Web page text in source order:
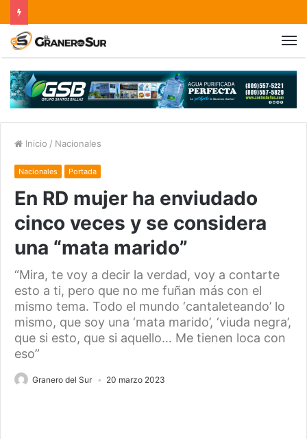
Inicio / Nacionales
Nacionales Portada
En RD mujer ha enviudado
cinco veces y se considera
una “mata marido”
“Mira, te voy a decir la verdad, voy a contarte
esto a ti, pero que no me fuñan más con el
mismo tema. Todo el mundo ‘cantaleteando’ lo
mismo, que soy una ‘mata marido’, ‘viuda negra’,
que si esto, que si aquello… Me tienen loca con
eso”
Granero del Sur 20 marzo 2023